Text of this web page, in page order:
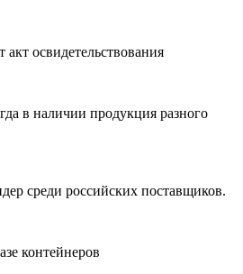
освидетельствования
в наличии продукция разного
среди российских поставщиков.
контейнеров